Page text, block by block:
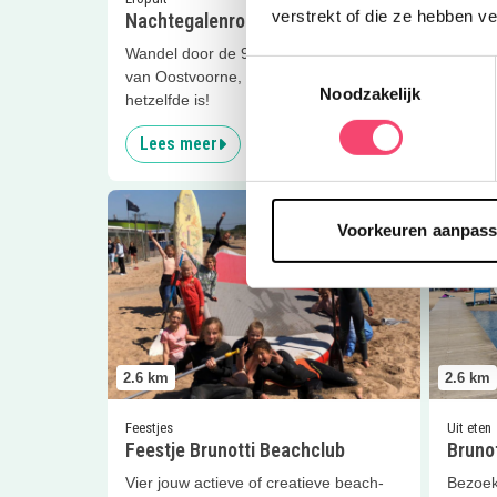
verstrekt of die ze hebben
Noodzakelijk
Voorkeuren
Nachtegalenroute
Wandel door de 900 jaar oude duinen
van Oostvoorne, waar het geen dag
hetzelfde is!
Lees meer
2.6 km
Feestjes
Feestje Brunotti Beachclub
Vier jouw actieve of creatieve beach-
Lees meer Feestje Brunotti Beachclub
2.6 km
Uit eten
Lees